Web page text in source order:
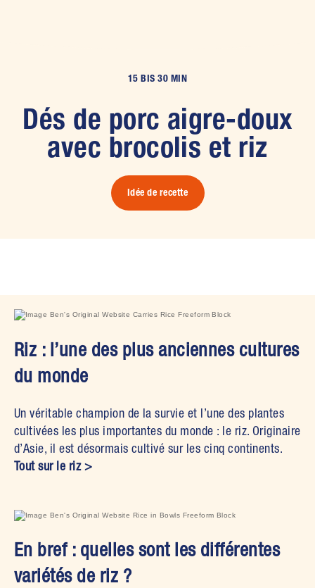
15 BIS 30 MIN
Dés de porc aigre-doux
avec brocolis et riz
Idée de recette
Riz : l’une des plus anciennes cultures
du monde
Un véritable champion de la survie et l’une des plantes
cultivées les plus importantes du monde : le riz. Originaire
d’Asie, il est désormais cultivé sur les cinq continents.
Tout sur le riz >
En bref : quelles sont les différentes
variétés de riz ?